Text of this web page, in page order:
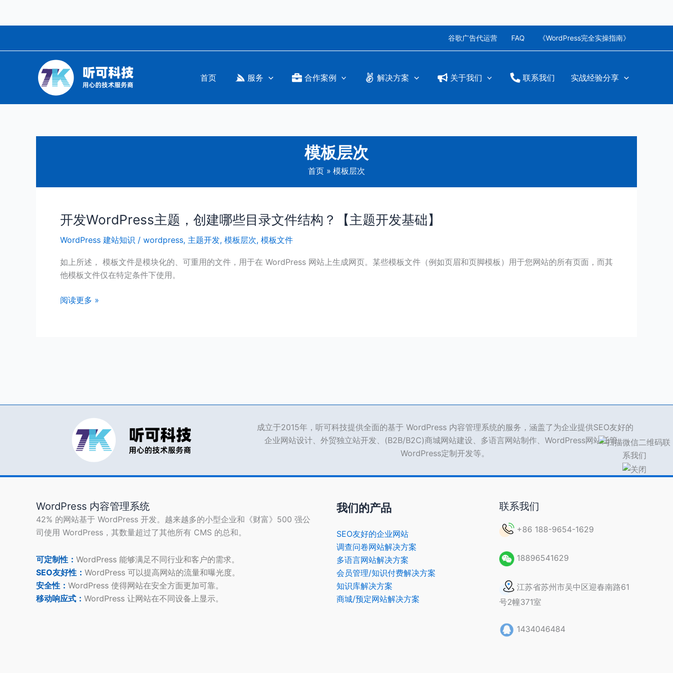
谷歌广告代运营 FAQ 《WordPress完全实操指南》
首页 服务 合作案例 解决方案 关于我们 联系我们 实战经验分享
模板层次
首页 模板层次
开发WordPress主题，创建哪些目录文件结构？【主题开发基础】
WordPress 建站知识 / wordpress, 主题开发, 模板层次, 模板文件
如上所述， 模板文件是模块化的、可重用的文件，用于在 WordPress 网站上生成网页。某些模板文件（例如页眉和页脚模板）用于您网站的所有页面，而其
他模板文件仅在特定条件下使用。
开
WordPress
主
题，
建
础】
阅读更多 »
成立于2015年，听可科技提供全面的基于 WordPress 内容管理系统的服务，涵盖了为企业提供SEO友好的
企业网站设计、外贸独立站开发、(B2B/B2C)商城网站建设、多语言网站制作、WordPress网站托管、
WordPress定制开发等。
WordPress 内容管理系统
42% 的网站基于 WordPress 开发。越来越多的小型企业和《财富》500 强公
司使用 WordPress，其数量超过了其他所有 CMS 的总和。
可定制性： WordPress 能够满足不同行业和客户的需求。
SEO友好性： WordPress 可以提高网站的流量和曝光度。
安全性： WordPress 使得网站在安全方面更加可靠。
移动响应式： WordPress 让网站在不同设备上显示。
我们的产品
SEO友好的企业网站
调查问卷网站解决方案
多语言网站解决方案
会员管理/知识付费解决方案
知识库解决方案
商城/预定网站解决方案
联系我们
+86 188-9654-1629
18896541629
江苏省苏州市吴中区迎春南路61
号2幢371室
1434046484